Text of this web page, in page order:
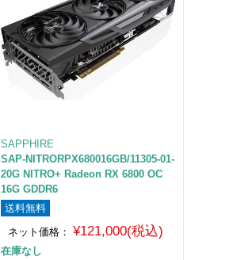
SAPPHIRE
SAP-NITRORPX680016GB/11305-01-
20G NITRO+ Radeon RX 6800 OC
16G GDDR6
送料無料
ネット価格：
¥121,000(税込)
在庫なし